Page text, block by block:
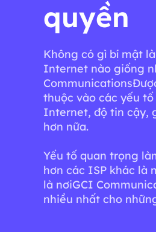
quyền
Không có gì bí mật
Internet nào giống
thuộc vào các yếu
Internet, độ tin cậy,
hơn nữa.
Yếu tố quan trọng
hơn các ISP khác là
là nơiGCI
nhiều nhất cho